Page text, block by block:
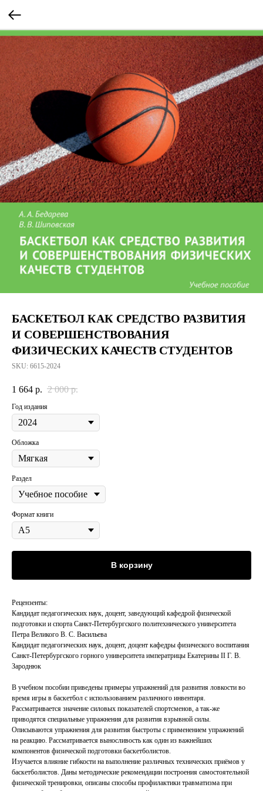
БАСКЕТБОЛ КАК СРЕДСТВО РАЗВИТИЯ
И СОВЕРШЕНСТВОВАНИЯ
ФИЗИЧЕСКИХ КАЧЕСТВ СТУДЕНТОВ
SKU: 6615-2024
1 664 р. 2 000 р.
Год издания
Обложка
Раздел
Формат книги
В корзину
Рецензенты:
Кандидат педагогических наук, доцент, заведующий кафедрой физической
подготовки и спорта Санкт-Петербургского политехнического университета
Петра Великого В. С. Васильева
Кандидат педагогических наук, доцент, доцент кафедры физического воспитания
Санкт-Петербургского горного университета императрицы Екатерины II Г. В.
Зароднюк
В учебном пособии приведены примеры упражнений для развития ловкости во
время игры в баскетбол с использованием различного инвентаря.
Рассматривается значение силовых показателей спортсменов, а так-же
приводятся специальные упражнения для развития взрывной силы.
Описываются упражнения для развития быстроты с применением упражнений
на реакцию. Рассматривается выносливость как один из важнейших
компонентов физической подготовки баскетболистов.
Изучается влияние гибкости на выполнение различных технических приёмов у
баскетболистов. Даны методические рекомендации построения самостоятельной
физической тренировки, описаны способы профилактики травматизма при